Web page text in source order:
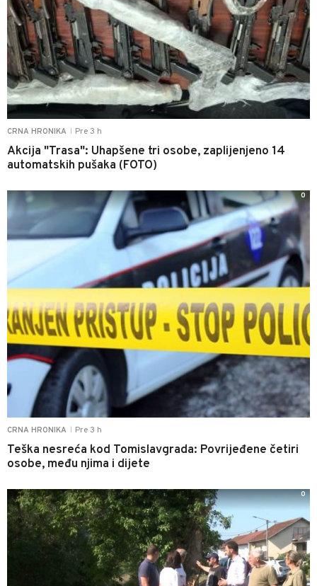
CRNA HRONIKA Pre 3 h
Akcija "Trasa": Uhapšene tri osobe, zaplijenjeno 14
automatskih pušaka (FOTO)
CRNA HRONIKA Pre 3 h
Teška nesreća kod Tomislavgrada: Povrijeđene četiri
osobe, među njima i dijete
0
0